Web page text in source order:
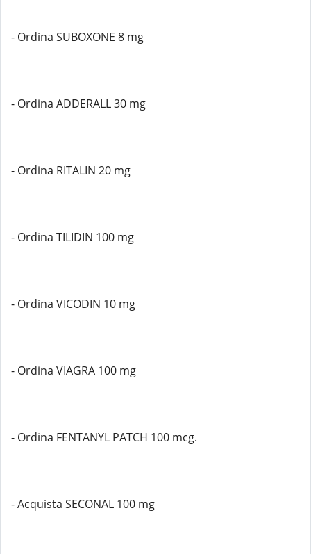
- Ordina SUBOXONE 8 mg
- Ordina ADDERALL 30 mg
- Ordina RITALIN 20 mg
- Ordina TILIDIN 100 mg
- Ordina VICODIN 10 mg
- Ordina VIAGRA 100 mg
- Ordina FENTANYL PATCH 100 mcg.
- Acquista SECONAL 100 mg